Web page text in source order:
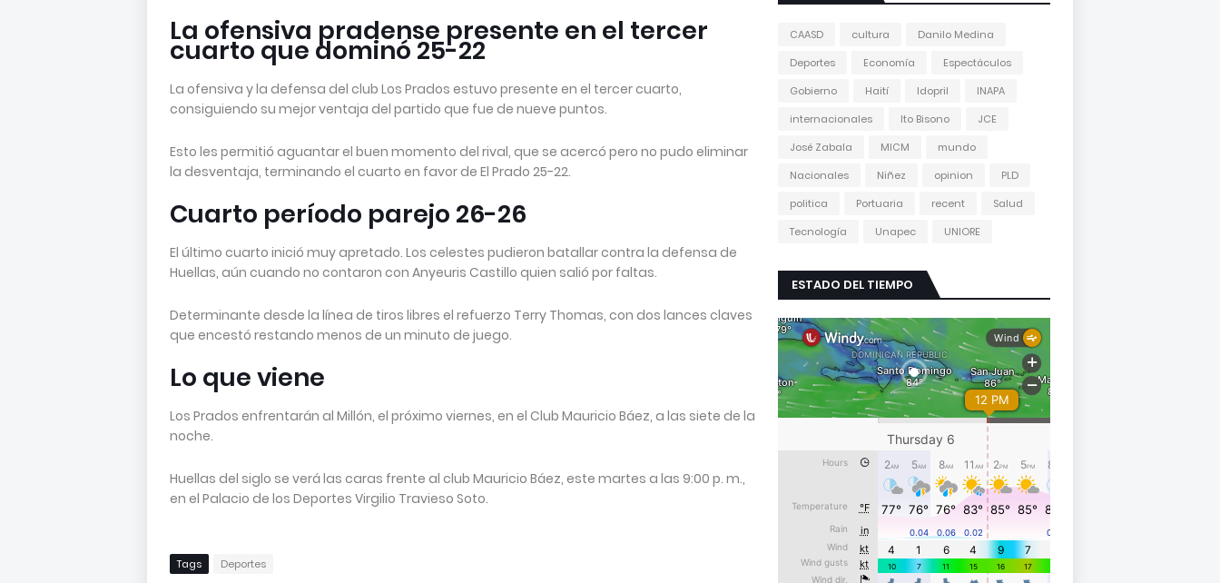
La ofensiva pradense presente en el tercer
cuarto que dominó 25-22
La ofensiva y la defensa del club Los Prados estuvo presente en el tercer cuarto,
consiguiendo su mejor ventaja del partido que fue de nueve puntos.
Esto les permitió aguantar el buen momento del rival, que se acercó pero no pudo eliminar
la desventaja, terminando el cuarto en favor de El Prado 25-22.
Cuarto período parejo 26-26
El último cuarto inició muy apretado. Los celestes pudieron batallar contra la defensa de
Huellas, aún cuando no contaron con Anyeuris Castillo quien salió por faltas.
Determinante desde la línea de tiros libres el refuerzo Terry Thomas, con dos lances claves
que encestó restando menos de un minuto de juego.
Lo que viene
Los Prados enfrentarán al Millón, el próximo viernes, en el Club Mauricio Báez, a las siete de la
noche.
Huellas del siglo se verá las caras frente al club Mauricio Báez, este martes a las 9:00 p. m.,
en el Palacio de los Deportes Virgilio Travieso Soto.
Tags Deportes
CAASD cultura
Danilo Medina
Deportes
Economía
Espectáculos
Gobierno
Haití Idopril
INAPA
internacionales
Ito Bisono
JCE
José Zabala
MICM
mundo
Nacionales
Niñez opinion
PLD
politica
Portuaria recent
Salud
Tecnología
Unapec UNIORE
ESTADO DEL TIEMPO